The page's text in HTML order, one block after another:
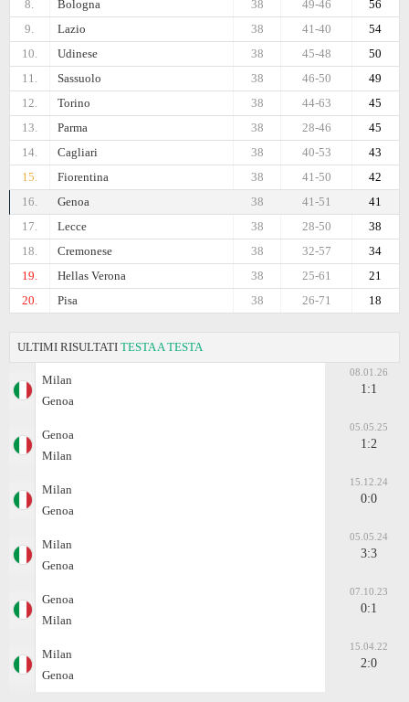
8. Bologna 56
49-46
38
9.
Lazio 54
41-40
38
10.
Udinese 50
45-48
38
11.
Sassuolo 49
46-50
38
12.
Torino 45
44-63
38
13.
Parma 45
28-46
38
14.
Cagliari 43
40-53
38
15.
Fiorentina 42
41-50
38
16.
Genoa 41
41-51
38
17.
Lecce 38
28-50
38
18.
Cremonese 34
32-57
38
19.
Hellas Verona 21
25-61
38
20.
Pisa 18
26-71
38
ULTIMI RISULTATI TESTA A TESTA
Milan
Genoa
08.01.26
1:1
Genoa
Milan
05.05.25
1:2
Milan
Genoa
15.12.24
0:0
Milan
Genoa
05.05.24
3:3
Genoa
Milan
07.10.23
0:1
Milan
Genoa
15.04.22
2:0